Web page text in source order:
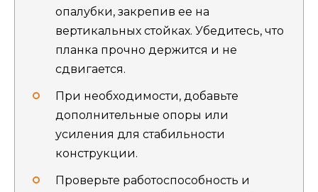
опалубки, закрепив ее на
вертикальных стойках. Убедитесь, что
планка прочно держится и не
сдвигается.
При необходимости, добавьте
дополнительные опоры или
усиления для стабильности
конструкции.
Проверьте работоспособность и